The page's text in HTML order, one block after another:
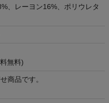
、レーヨン16%、ポリウレタ
無料)
商品です。